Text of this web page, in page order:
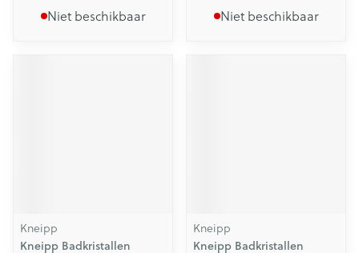
Niet beschikbaar Niet beschikbaar
Kneipp
Kneipp Badkristallen
Kneipp
Kneipp Badkristallen